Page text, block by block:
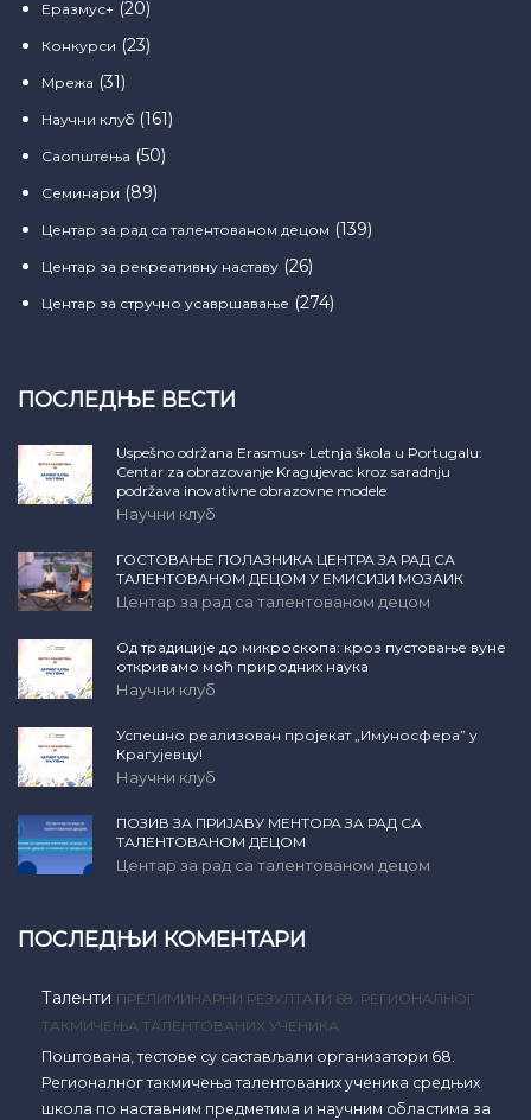
Еразмус+ (20)
Конкурси (23)
Мрежа (31)
Научни клуб (161)
Саопштења (50)
Семинари (89)
Центар за рад са талентованом децом (139)
Центар за рекреативну наставу (26)
Центар за стручно усавршавање (274)
ПОСЛЕДЊЕ ВЕСТИ
Uspešno održana Erasmus+ Letnja škola u Portugalu:
Centar za obrazovanje Kragujevac kroz saradnju
podržava inovativne obrazovne modele
Научни клуб
ГОСТОВАЊЕ ПОЛАЗНИКА ЦЕНТРА ЗА РАД СА
ТАЛЕНТОВАНОМ ДЕЦОМ У ЕМИСИЈИ МОЗАИК
Центар за рад са талентованом децом
Од традиције до микроскопа: кроз пустовање вуне
откривамо моћ природних наука
Научни клуб
Успешно реализован пројекат „Имуносфера” у
Крагујевцу!
Научни клуб
ПОЗИВ ЗА ПРИЈАВУ МЕНТОРА ЗА РАД СА
ТАЛЕНТОВАНОМ ДЕЦОМ
Центар за рад са талентованом децом
ПОСЛЕДЊИ КОМЕНТАРИ
Таленти ПРЕЛИМИНАРНИ РЕЗУЛТАТИ 68. РЕГИОНАЛНОГ
ТАКМИЧЕЊА ТАЛЕНТОВАНИХ УЧЕНИКА
Поштована, тестове су састављали организатори 68.
Регионалног такмичења талентованих ученика средњих
школа по наставним предметима и научним областима за